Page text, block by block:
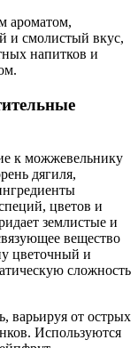
ароматом,
и смолистый вкус,
напитков и
к можжевельнику
дягиля,
цветов и
землистые и
вещество
цветочный и
сложность
варьируя от острых
Используются